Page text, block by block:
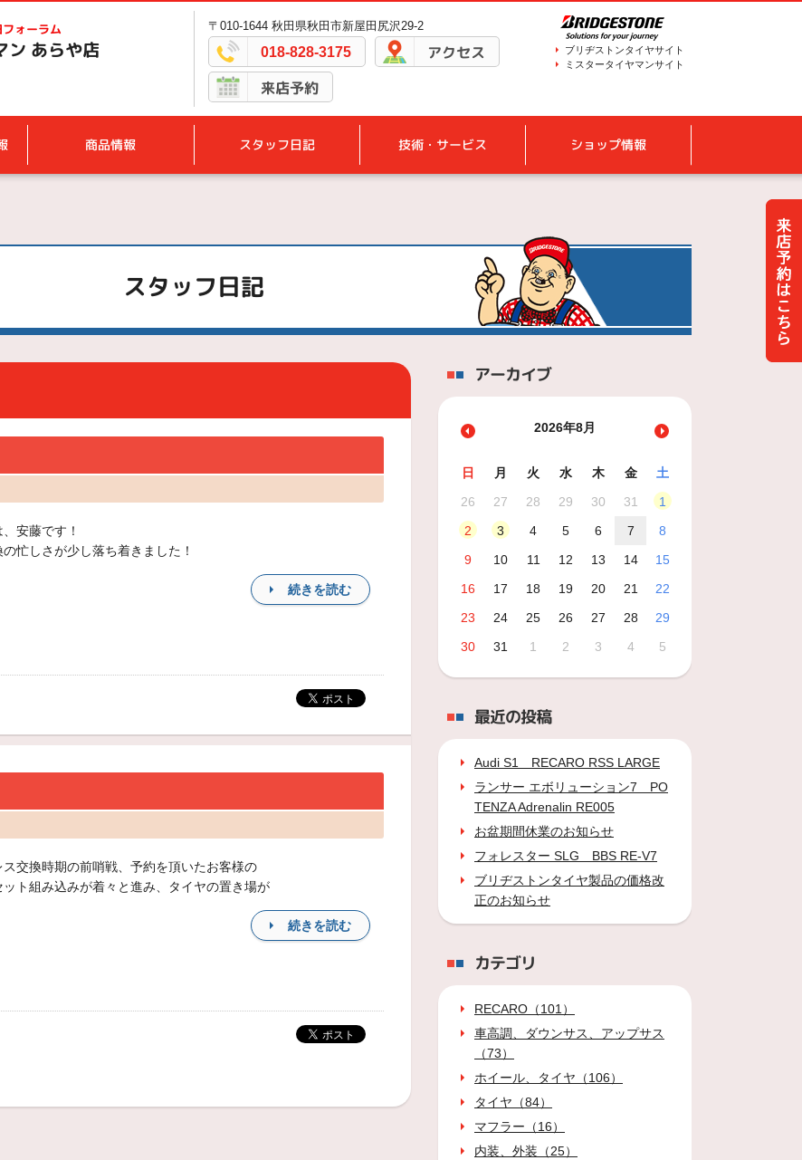
ォーラム
ン あらや店
〒010-1644 秋田県秋田市新屋田尻沢29-2
018-828-3175 アクセス
来店予約
ブリヂストンタイヤサイト
ミスタータイヤマンサイト
商品情報 スタッフ日記 技術・サービス ショップ情報
スタッフ日記
安藤です！
の忙しさが少し落ち着きました！
続きを読む
ス交換時期の前哨戦、予約を頂いたお客様の
ット組み込みが着々と進み、タイヤの置き場が
続きを読む
アーカイブ
2026年8月
日 月 火 水 木 金
土
26
27 28 29 30 31
1
2
3 4 5 6 7
8
9
10 11 12 13 14
15
16
17 18 19 20 21
22
23
24 25 26 27 28
29
30
31 1 2 3 4 5
最近の投稿
Audi S1 RECARO RSS LARGE
ランサー エボリューション7 PO
TENZA Adrenalin RE005
お盆期間休業のお知らせ
フォレスター SLG BBS RE-V7
ブリヂストンタイヤ製品の価格改
正のお知らせ
カテゴリ
RECARO（101）
車高調、ダウンサス、アップサス
（73）
ホイール、タイヤ（106）
タイヤ（84）
マフラー（16）
内装、外装（25）